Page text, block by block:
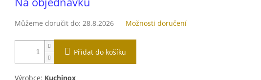
cena:
Můžeme doručit do: 28.8.2026 Možnosti doručení
Přidat do košíku
Výrobce: Kuchinox